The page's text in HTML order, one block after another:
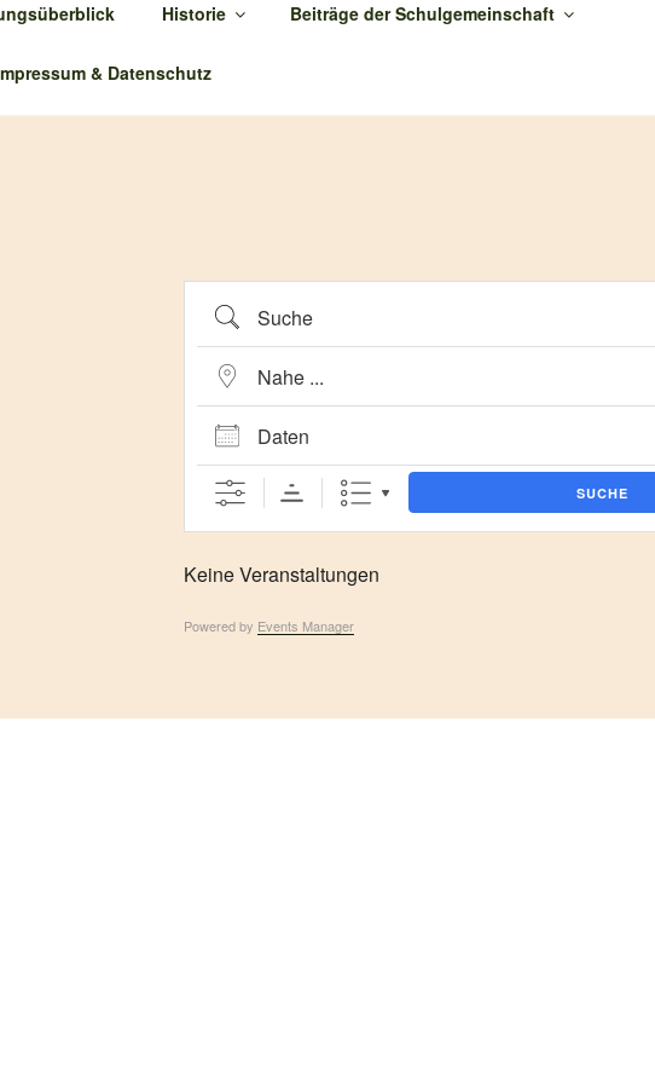
Historie Beiträge der Schulgemeinschaft
& Datenschutz
SUCHE
Keine Veranstaltungen
Powered by Events Manager